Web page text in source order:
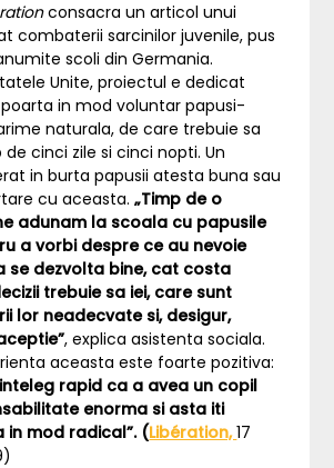
consacra un articol unui
combaterii sarcinilor juvenile, pus
scoli din Germania.
Unite, proiectul e dedicat
in mod voluntar papusi-
naturala, de care trebuie sa
cinci zile si cinci nopti. Un
in burta papusii atesta buna sau
cu aceasta. „Timp de o
adunam la scoala cu papusile
a vorbi despre ce au nevoie
se dezvolta bine, cat costa
trebuie sa iei, care sunt
lor neadecvate si, desigur,
, explica asistenta sociala.
aceasta este foarte pozitiva:
rapid ca a avea un copil
enorma si asta iti
in mod radical”. (Libération,17